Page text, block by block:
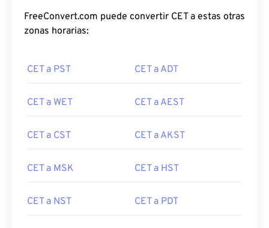
FreeConvert.com puede convertir CET a estas otras
zonas horarias:
CET a PST CET a ADT
CET a WET CET a AEST
CET a CST CET a AKST
CET a MSK CET a HST
CET a NST CET a PDT